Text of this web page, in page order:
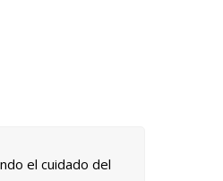
el cuidado del